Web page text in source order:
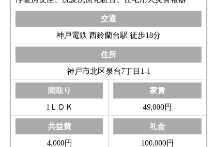
神戸電鉄 西鈴蘭台駅 徒歩18分
神戸市北区泉台7丁目1-1
1ＬＤＫ 49,000円
4,000円 100,000円